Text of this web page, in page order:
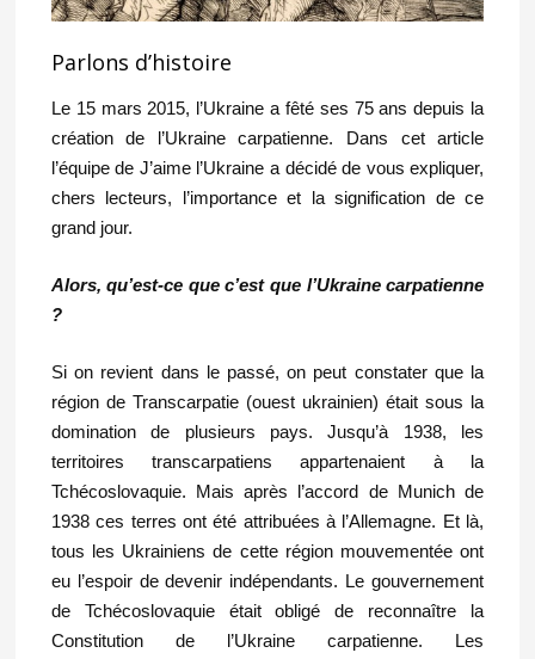
Parlons d’histoire
Le 15 mars 2015, l’Ukraine a fêté ses 75 ans depuis la
création de l’Ukraine carpatienne. Dans cet article
l’équipe de J’aime l’Ukraine a décidé de vous expliquer,
chers lecteurs, l’importance et la signification de ce
grand jour.
Alors, qu’est-ce que c’est que l’Ukraine carpatienne
?
Si on revient dans le passé, on peut constater que la
région de Transcarpatie (ouest ukrainien) était sous la
domination de plusieurs pays. Jusqu’à 1938, les
territoires transcarpatiens appartenaient à la
Tchécoslovaquie. Mais après l’accord de Munich de
1938 ces terres ont été attribuées à l’Allemagne. Et là,
tous les Ukrainiens de cette région mouvementée ont
eu l’espoir de devenir indépendants. Le gouvernement
de Tchécoslovaquie était obligé de reconnaître la
Constitution de l’Ukraine carpatienne. Les